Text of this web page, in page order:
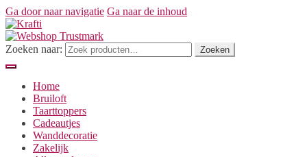
Ga door naar navigatie Ga naar de inhoud
Zoeken naar: Zoeken
Home
Bruiloft
Taarttoppers
Cadeautjes
Wanddecoratie
Zakelijk